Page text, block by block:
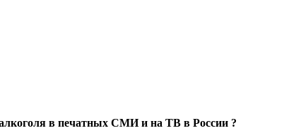
в печатных СМИ и на ТВ в России ?